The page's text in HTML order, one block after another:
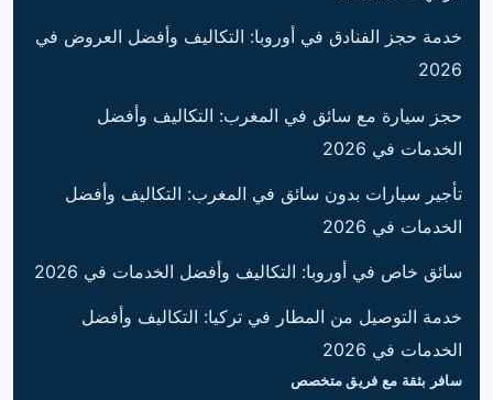
خدمة حجز الفنادق في أوروبا: التكاليف وأفضل العروض في
2026
حجز سيارة مع سائق في المغرب: التكاليف وأفضل
الخدمات في 2026
تأجير سيارات بدون سائق في المغرب: التكاليف وأفضل
الخدمات في 2026
سائق خاص في أوروبا: التكاليف وأفضل الخدمات في 2026
خدمة التوصيل من المطار في تركيا: التكاليف وأفضل
الخدمات في 2026
سافر بثقة مع فريق متخصص